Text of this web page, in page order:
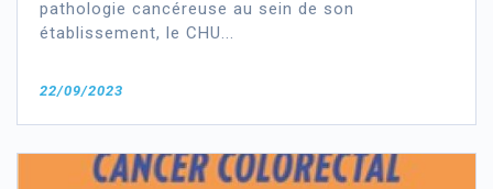
pathologie cancéreuse au sein de son
établissement, le CHU...
22/09/2023